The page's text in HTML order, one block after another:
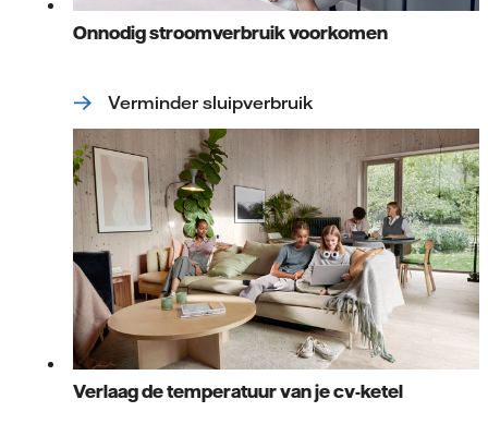
Onnodig stroomverbruik voorkomen
Verminder sluipverbruik
Verlaag de temperatuur van je cv-ketel